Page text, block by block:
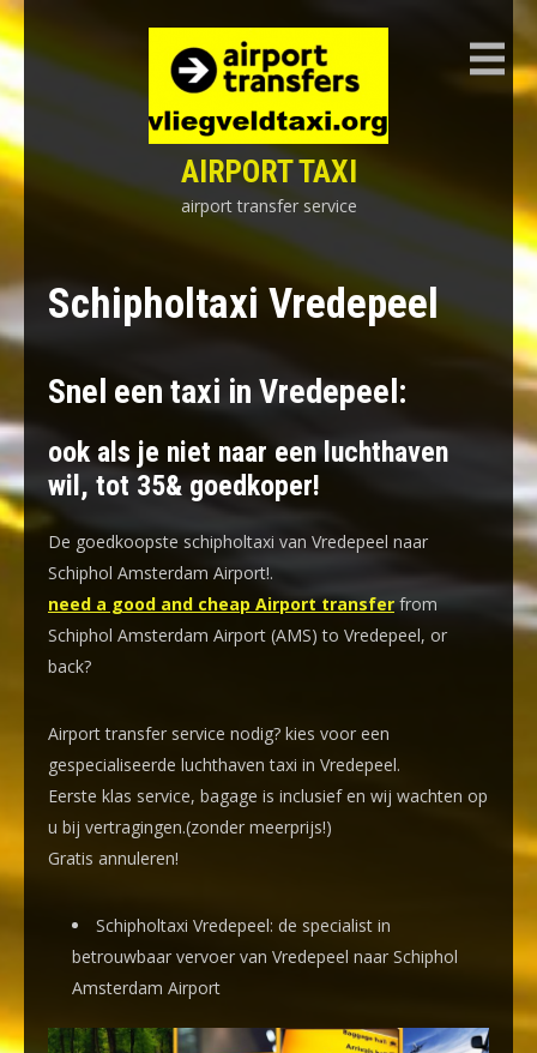
Skip
to
content
AIRPORT TAXI
airport transfer service
Schipholtaxi Vredepeel
Snel een taxi in Vredepeel:
ook als je niet naar een luchthaven
wil, tot 35& goedkoper!
De goedkoopste schipholtaxi van Vredepeel naar
Schiphol Amsterdam Airport!.
need a good and cheap Airport transferfrom
Schiphol Amsterdam Airport (AMS) to Vredepeel, or
back?
Airport transfer service nodig? kies voor een
gespecialiseerde luchthaven taxi in Vredepeel.
Eerste klas service, bagage is inclusief en wij wachten op
u bij vertragingen.(zonder meerprijs!)
Gratis annuleren!
Schipholtaxi Vredepeel: de specialist in
betrouwbaar vervoer van Vredepeel naar Schiphol
Amsterdam Airport